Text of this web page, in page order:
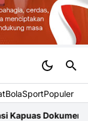
BolaSportPopuler
Lokal dan